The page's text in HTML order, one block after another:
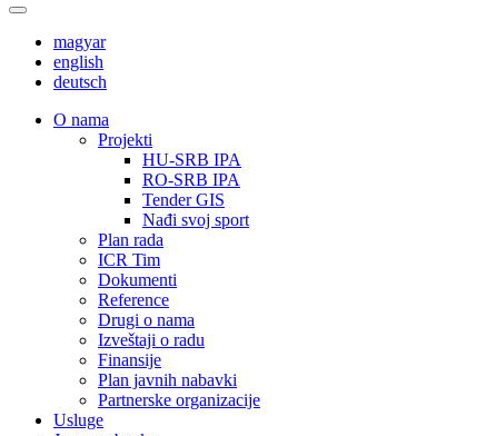
magyar
english
deutsch
О nama
Projekti
HU-SRB IPA
RO-SRB IPA
Tender GIS
Nađi svoj sport
Plan rada
ICR Tim
Dokumenti
Reference
Drugi o nama
Izveštaji o radu
Finansije
Plan javnih nabavki
Partnerske organizacije
Usluge